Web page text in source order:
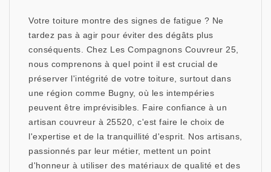
Votre toiture montre des signes de fatigue ? Ne
tardez pas à agir pour éviter des dégâts plus
conséquents. Chez Les Compagnons Couvreur 25,
nous comprenons à quel point il est crucial de
préserver l'intégrité de votre toiture, surtout dans
une région comme Bugny, où les intempéries
peuvent être imprévisibles. Faire confiance à un
artisan couvreur à 25520, c'est faire le choix de
l'expertise et de la tranquillité d'esprit. Nos artisans,
passionnés par leur métier, mettent un point
d'honneur à utiliser des matériaux de qualité et des